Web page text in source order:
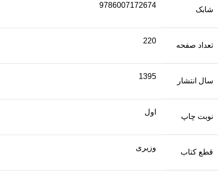
شابک
9786007172674
تعداد صفحه
220
سال انتشار
1395
نوبت چاپ
اول
قطع کتاب
وزیری